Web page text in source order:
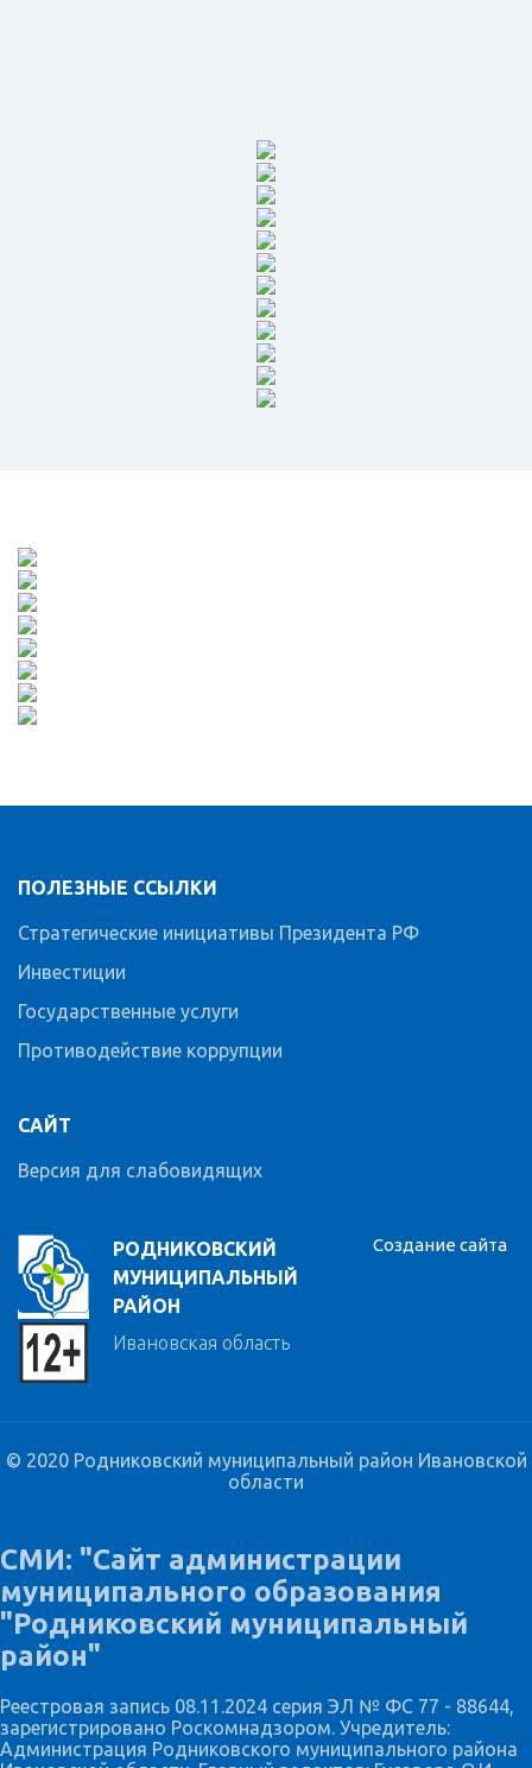
РОДНИКОВСКИЙ
МУНИЦИПАЛЬНЫЙ
РАЙОН
Ивановская область
ПОЛЕЗНЫЕ ССЫЛКИ
Стратегические инициативы Президента РФ
Инвестиции
Государственные услуги
Противодействие коррупции
САЙТ
Версия для слабовидящих
Создание сайта
© 2020 Родниковский муниципальный район Ивановской
области
СМИ: "Сайт администрации
муниципального образования
"Родниковский муниципальный
район"
Реестровая запись 08.11.2024 серия ЭЛ № ФС 77 - 88644,
зарегистрировано Роскомнадзором. Учредитель:
Администрация Родниковского муниципального района